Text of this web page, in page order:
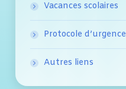
Vacances scolaires
Protocole d’urgence
Autres liens